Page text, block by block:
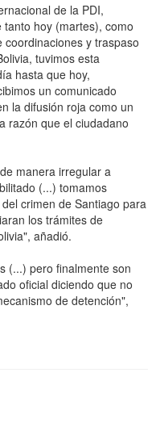
de la PDI,
tanto hoy (martes), como
y traspaso
tuvimos esta
hasta que hoy,
un comunicado
la difusión roja como un
razón que el ciudadano
manera irregular a
(...) tomamos
crimen de Santiago para
los trámites de
añadió.
(...) pero finalmente son
oficial diciendo que no
de detención",